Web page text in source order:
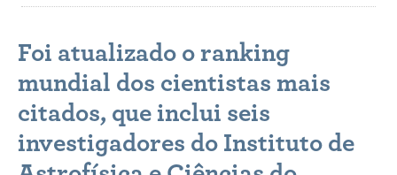
Foi atualizado o ranking
mundial dos cientistas mais
citados, que inclui seis
investigadores do Instituto de